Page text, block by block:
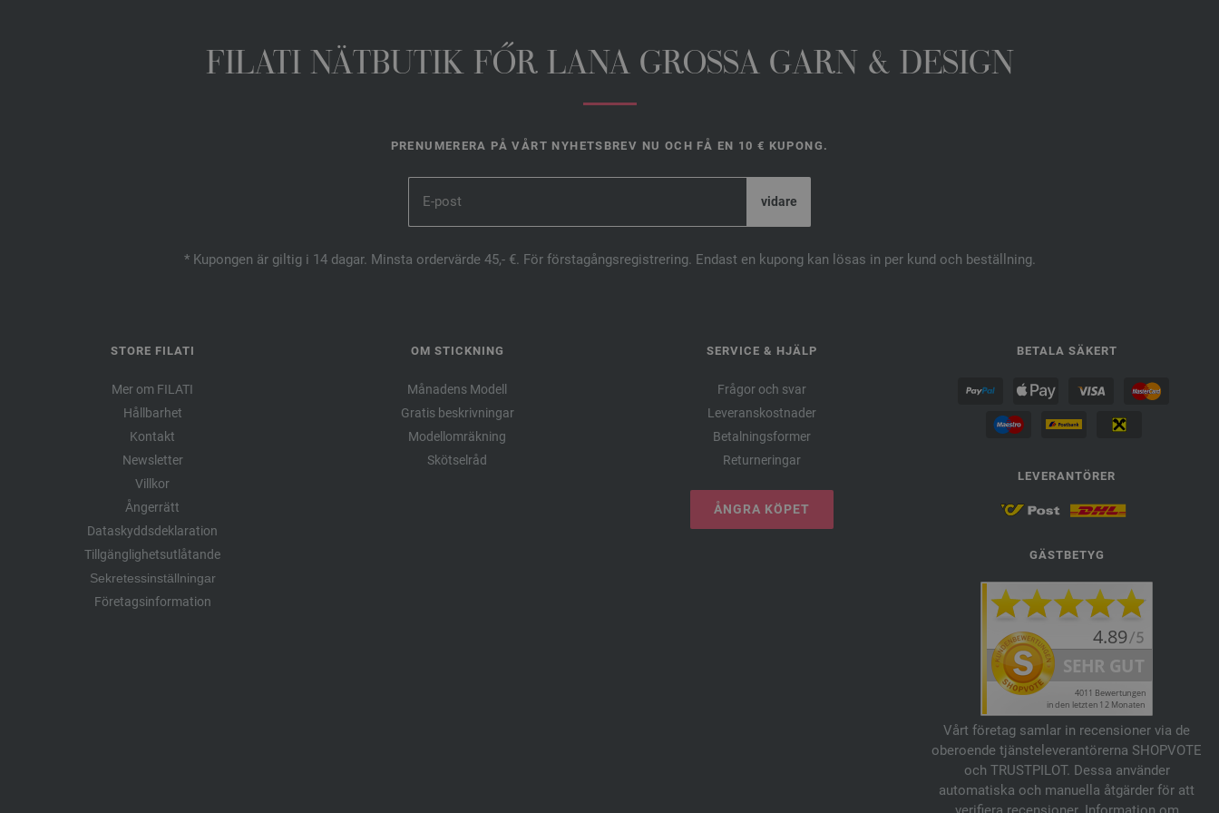
FILATI NÄTBUTIK FŐR LANA GROSSA GARN & DESIGN
PRENUMERERA PÅ VÅRT NYHETSBREV NU OCH FÅ EN 10 € KUPONG.
* Kupongen är giltig i 14 dagar. Minsta ordervärde 45,- €. För förstagångsregistrering. Endast en kupong kan lösas in per kund och beställning.
STORE FILATI
Mer om FILATI
Hållbarhet
Kontakt
Newsletter
Villkor
Ångerrätt
Dataskyddsdeklaration
Tillgänglighetsutlåtande
Sekretessinställningar
Företagsinformation
OM STICKNING
Månadens Modell
Gratis beskrivningar
Modellomräkning
Skötselråd
SERVICE & HJÄLP
Frågor och svar
Leveranskostnader
Betalningsformer
Returneringar
ÅNGRA KÖPET
BETALA SÄKERT
LEVERANTÖRER
GÄSTBETYG
Vårt företag samlar in recensioner via de
oberoende tjänsteleverantörerna SHOPVOTE
och TRUSTPILOT. Dessa använder
automatiska och manuella åtgärder för att